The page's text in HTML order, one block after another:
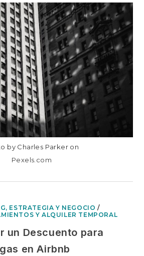
DESTACA
COMO
ADMINISTRADOR
DE
AIRBNB
O
GESTOR
DE
ALQUILERES
by Charles Parker on
Pexels.com
ESTRATEGIA Y NEGOCIO /
Y ALQUILER TEMPORAL
un Descuento para
en Airbnb